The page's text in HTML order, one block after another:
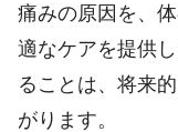
痛みの原因を、
適なケアを提供
ることは、将来
がります。